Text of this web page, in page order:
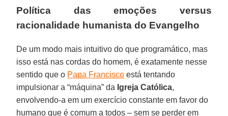
Política das emoções versus
racionalidade humanista do Evangelho
De um modo mais intuitivo do que programático, mas
isso está nas cordas do homem, é exatamente nesse
sentido que o Papa Francisco está tentando
impulsionar a “máquina” da Igreja Católica,
envolvendo-a em um exercício constante em favor do
humano que é comum a todos – sem se perder em